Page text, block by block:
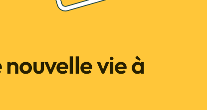
vie à